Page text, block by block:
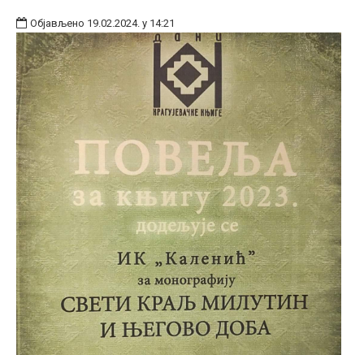
Међународна
Објављено 19.02.2024. у 14:21